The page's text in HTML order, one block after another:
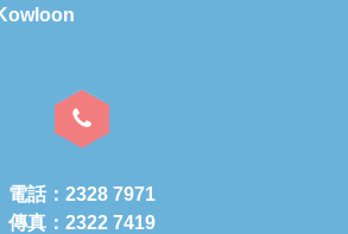
電話：2328 7971
傳真：2322 7419